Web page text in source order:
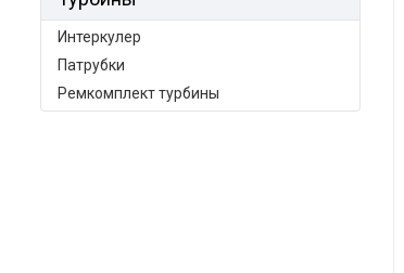
Интеркулер
Патрубки
Ремкомплект турбины